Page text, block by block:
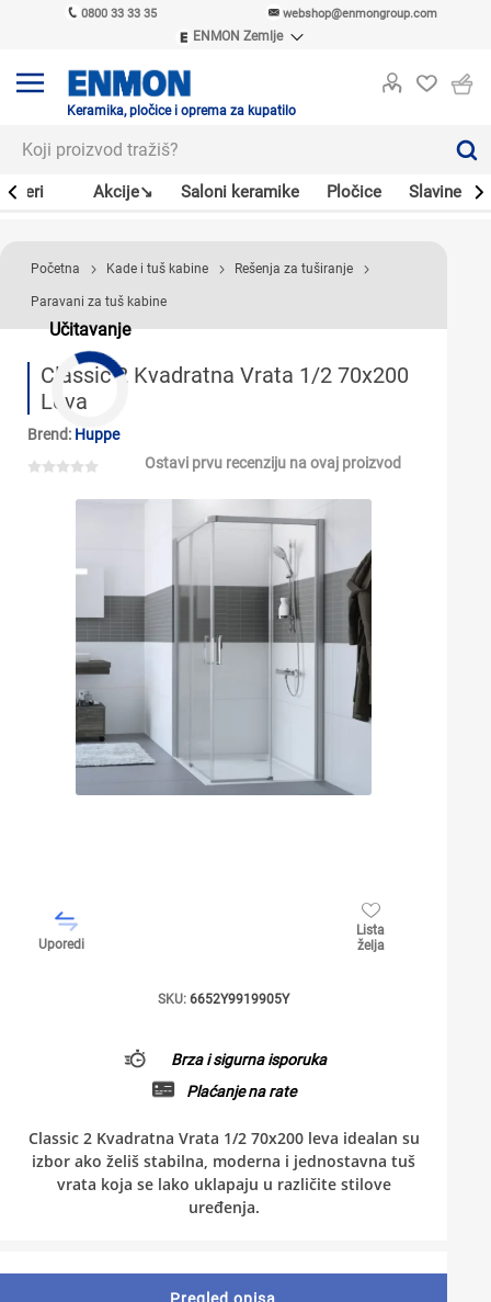
0800 33 33 35 webshop@enmongroup.com
ENMON Zemlje
ENMON MKD
Keramika, pločice i oprema za kupatilo
Akcije↘ Saloni keramike Pločice Slavine
Učitavanje
Početna Kade i tuš kabine Rešenja za tuširanje
Paravani za tuš kabine
Classic 2 Kvadratna Vrata 1/2 70x200
Leva
Brend: Huppe
Ostavi prvu recenziju na ovaj proizvod
Uporedi
Lista
želja
SKU: 6652Y9919905Y
Brza i sigurna isporuka
Plaćanje na rate
Classic 2 Kvadratna Vrata 1/2 70x200 leva idealan su
izbor ako želiš stabilna, moderna i jednostavna tuš
vrata koja se lako uklapaju u različite stilove
uređenja.